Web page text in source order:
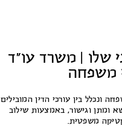
שלו | משרד עו"ד
משפחה
ונכלל בין עורכי הדין המובילים
ומתן וגישור, באמצעות שילוב
משפטית.